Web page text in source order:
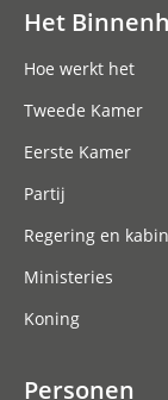
Het
Hoe werkt het
Tweede Kamer
Eerste Kamer
Partij
Regering en
Ministeries
Koning
Personen